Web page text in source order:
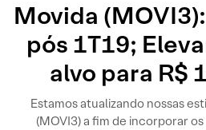
Movida
pós 1T19;
alvo para R$
Estamos atualizando nossas
(MOVI3) a fim de incorporar